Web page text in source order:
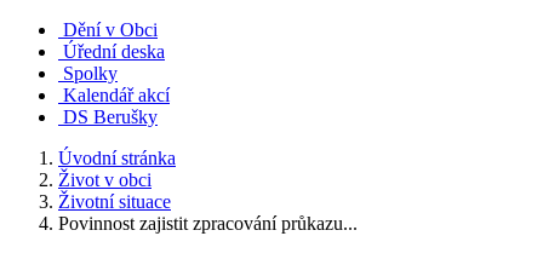
Dění v Obci
Úřední deska
Spolky
Kalendář akcí
DS Berušky
Úvodní stránka
Život v obci
Životní situace
Povinnost zajistit zpracování průkazu...